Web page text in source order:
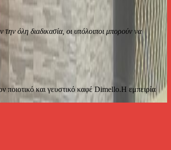
όλη διαδικασία, οι υπόλοιποι μπορούν να
ποιοτικό και γευστικό καφέ Dimello.H εμπειρία